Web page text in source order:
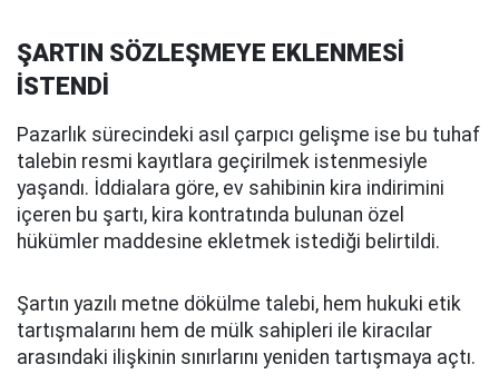
ŞARTIN SÖZLEŞMEYE EKLENMESİ
İSTENDİ
Pazarlık sürecindeki asıl çarpıcı gelişme ise bu tuhaf
talebin resmi kayıtlara geçirilmek istenmesiyle
yaşandı. İddialara göre, ev sahibinin kira indirimini
içeren bu şartı, kira kontratında bulunan özel
hükümler maddesine ekletmek istediği belirtildi.
Şartın yazılı metne dökülme talebi, hem hukuki etik
tartışmalarını hem de mülk sahipleri ile kiracılar
arasındaki ilişkinin sınırlarını yeniden tartışmaya açtı.